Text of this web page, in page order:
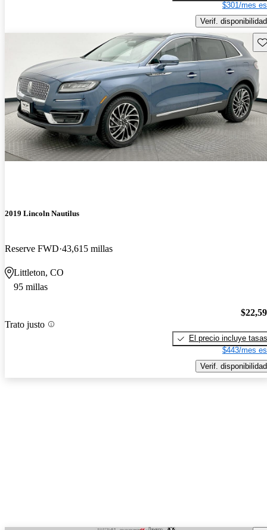
$301/mes
Verif. disponibilidad
2019 Lincoln Nautilus
Reserve FWD 43,615 millas
Littleton, CO
95 millas
Trato justo
El precio incluye tasas
$443/mes
Verif. disponibilidad